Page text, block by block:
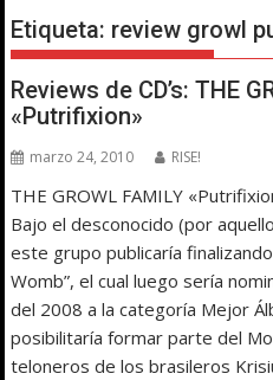
Etiqueta: review growl
Reviews de CD’s: THE
«Putrifixion»
marzo 24, 2010 RISE!
THE GROWL FAMILY
Bajo el desconocido (por
este grupo publicaría
Womb”, el cual luego sería
del 2008 a la categoría Mejor
posibilitaría formar parte del
teloneros de los brasileros